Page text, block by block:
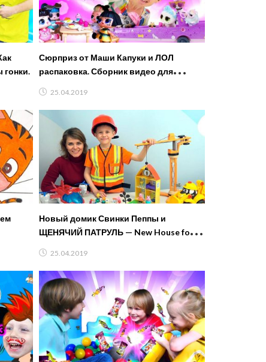
гонки.
Сюрприз от Маши Капуки и ЛОЛ
распаковка. Сборник видео для
25.04.2019
Новый домик Свинки Пеппы и
ЩЕНЯЧИЙ ПАТРУЛЬ — New House for
25.04.2019